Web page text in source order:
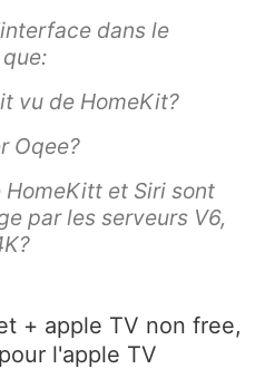
dans le
vu de HomeKit?
Oqee?
et Siri sont
par les serveurs V6,
+ apple TV non free,
l'apple TV